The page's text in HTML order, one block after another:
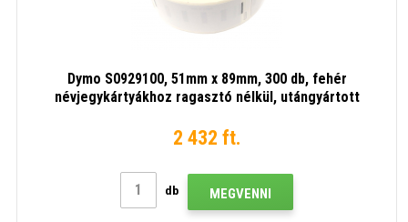
Dymo S0929100, 51mm x 89mm, 300 db, fehér
névjegykártyákhoz ragasztó nélkül, utángyártott
2 432 ft.
db MEGVENNI